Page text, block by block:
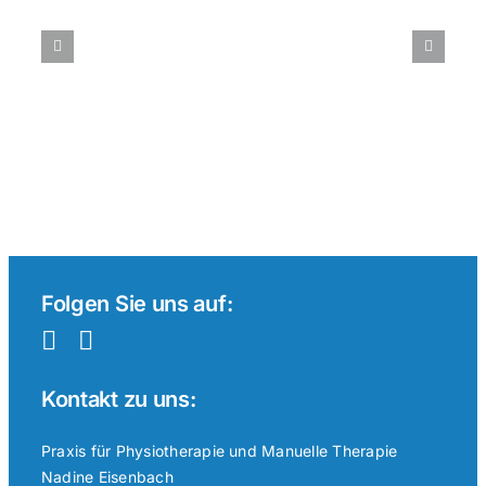
Folgen Sie uns auf:
Kontakt zu uns:
Praxis für Physiotherapie und Manuelle Therapie
Nadine Eisenbach